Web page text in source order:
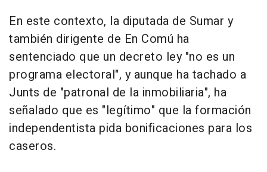
En este contexto, la diputada de Sumar y
también dirigente de En Comú ha
sentenciado que un decreto ley "no es un
programa electoral", y aunque ha tachado a
Junts de "patronal de la inmobiliaria", ha
señalado que es "legítimo" que la formación
independentista pida bonificaciones para los
caseros.